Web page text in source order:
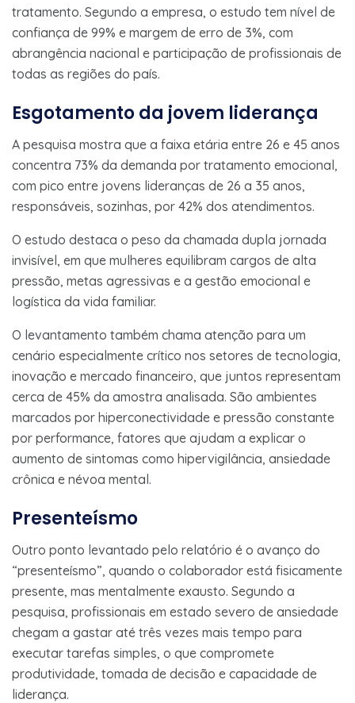
tratamento. Segundo a empresa, o estudo tem nível de
confiança de 99% e margem de erro de 3%, com
abrangência nacional e participação de profissionais de
todas as regiões do país.
Esgotamento da jovem liderança
A pesquisa mostra que a faixa etária entre 26 e 45 anos
concentra 73% da demanda por tratamento emocional,
com pico entre jovens lideranças de 26 a 35 anos,
responsáveis, sozinhas, por 42% dos atendimentos.
O estudo destaca o peso da chamada dupla jornada
invisível, em que mulheres equilibram cargos de alta
pressão, metas agressivas e a gestão emocional e
logística da vida familiar.
O levantamento também chama atenção para um
cenário especialmente crítico nos setores de tecnologia,
inovação e mercado financeiro, que juntos representam
cerca de 45% da amostra analisada. São ambientes
marcados por hiperconectividade e pressão constante
por performance, fatores que ajudam a explicar o
aumento de sintomas como hipervigilância, ansiedade
crônica e névoa mental.
Presenteísmo
Outro ponto levantado pelo relatório é o avanço do
“presenteísmo”, quando o colaborador está fisicamente
presente, mas mentalmente exausto. Segundo a
pesquisa, profissionais em estado severo de ansiedade
chegam a gastar até três vezes mais tempo para
executar tarefas simples, o que compromete
produtividade, tomada de decisão e capacidade de
liderança.